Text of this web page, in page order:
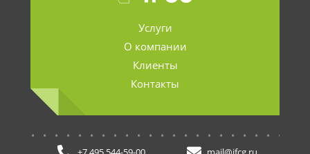
Услуги
О компании
Клиенты
Контакты